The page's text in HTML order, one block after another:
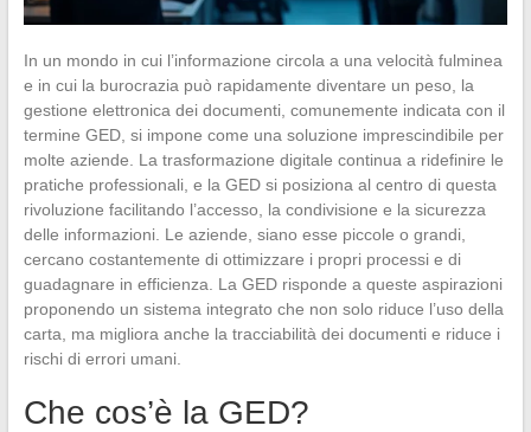
In un mondo in cui l’informazione circola a una velocità fulminea
e in cui la burocrazia può rapidamente diventare un peso, la
gestione elettronica dei documenti, comunemente indicata con il
termine GED, si impone come una soluzione imprescindibile per
molte aziende. La trasformazione digitale continua a ridefinire le
pratiche professionali, e la GED si posiziona al centro di questa
rivoluzione facilitando l’accesso, la condivisione e la sicurezza
delle informazioni. Le aziende, siano esse piccole o grandi,
cercano costantemente di ottimizzare i propri processi e di
guadagnare in efficienza. La GED risponde a queste aspirazioni
proponendo un sistema integrato che non solo riduce l’uso della
carta, ma migliora anche la tracciabilità dei documenti e riduce i
rischi di errori umani.
Che cos’è la GED?